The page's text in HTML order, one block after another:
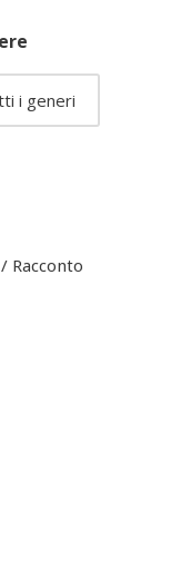
Racconto